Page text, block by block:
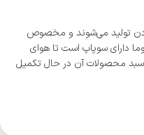
تولید می‌شوند و مخصوص
دارای سوپاپ است تا هوای
سبد محصولات آن در حال تکمیل